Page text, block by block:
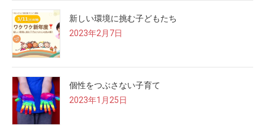
新しい環境に挑む子どもたち
2023年2月7日
個性をつぶさない子育て
2023年1月25日